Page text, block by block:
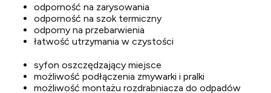
odporność na zarysowania
odporność na szok termiczny
odporny na przebarwienia
łatwość utrzymania w czystości
syfon oszczędzający miejsce
możliwość podłączenia zmywarki i pralki
możliwość montażu rozdrabniacza do odpadów